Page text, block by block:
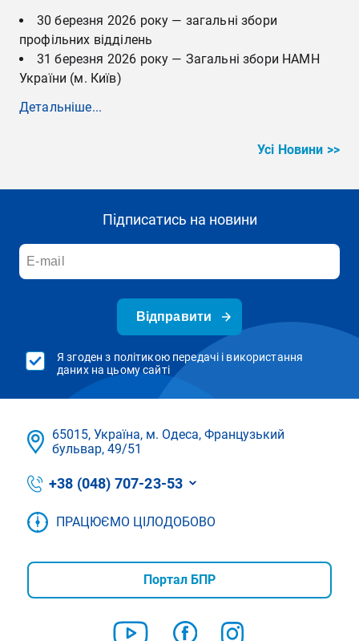
30 березня 2026 року — загальні збори
профільних відділень
31 березня 2026 року — Загальні збори НАМН
України (м. Київ)
Детальніше...
Усі Новини >>
Підписатись на новини
Відправити
Я згоден з політикою передачі і використання
даних на цьому сайті
65015, Україна, м. Одеса, Французький
бульвар, 49/51
+38 (048) 707-23-53
ПРАЦЮЄМО ЦІЛОДОБОВО
Портал БПР